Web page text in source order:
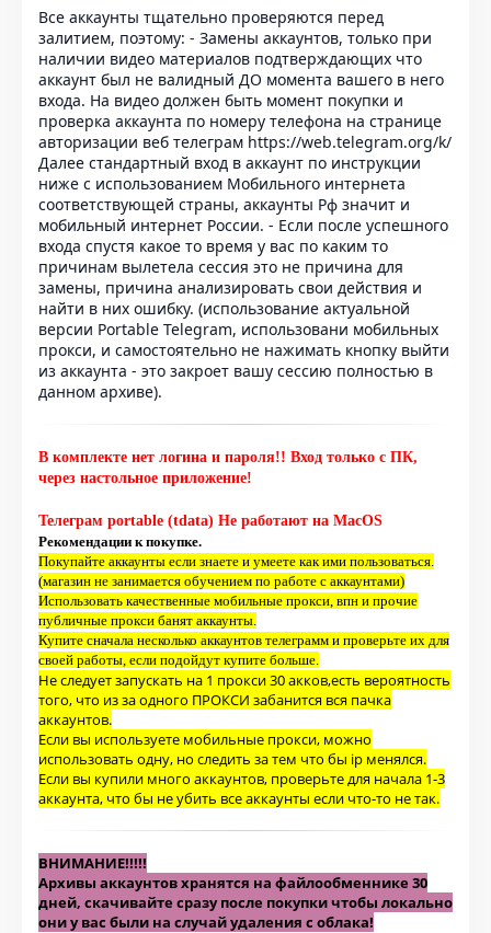
Все аккаунты тщательно проверяются перед
залитием, поэтому: - Замены аккаунтов, только при
наличии видео материалов подтверждающих что
аккаунт был не валидный ДО момента вашего в него
входа. На видео должен быть момент покупки и
проверка аккаунта по номеру телефона на странице
авторизации веб телеграм https://web.telegram.org/k/
Далее стандартный вход в аккаунт по инструкции
ниже с использованием Мобильного интернета
соответствующей страны, аккаунты Рф значит и
мобильный интернет России. - Если после успешного
входа спустя какое то время у вас по каким то
причинам вылетела сессия это не причина для
замены, причина анализировать свои действия и
найти в них ошибку. (использование актуальной
версии Portable Telegram, использовани мобильных
прокси, и самостоятельно не нажимать кнопку выйти
из аккаунта - это закроет вашу сессию полностью в
данном архиве).
В комплекте нет логина и пароля!! Вход только с ПК,
через настольное приложение!
Телеграм portable (tdata) Не работают на MacOS
Рекомендации к покупке.
Покупайте аккаунты если знаете и умеете как ими пользоваться.
(магазин не занимается обучением по работе с аккаунтами)
Использовать качественные мобильные прокси, впн и прочие
публичные прокси банят аккаунты.
Купите сначала несколько аккаунтов телеграмм и проверьте их для
своей работы, если подойдут купите больше.
Не следует запускать на 1 прокси 30 акков,есть вероятность
того, что из за одного ПРОКСИ забанится вся пачка
аккаунтов.
Если вы используете мобильные прокси, можно
использовать одну, но следить за тем что бы ip менялся.
Если вы купили много аккаунтов, проверьте для начала 1-3
аккаунта, что бы не убить все аккаунты если что-то не так.
ВНИМАНИЕ!!!!!
Архивы аккаунтов хранятся на файлообменнике 30
дней, скачивайте сразу после покупки чтобы локально
они у вас были на случай удаления с облака!